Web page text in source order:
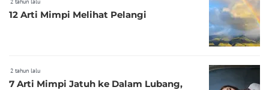
12 Arti Mimpi Melihat Pelangi
2 tahun lalu
7 Arti Mimpi Jatuh ke Dalam Lubang,